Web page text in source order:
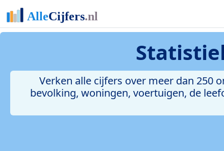
Verken alle cijfers over meer dan 250
bevolking, woningen, voertuigen, de